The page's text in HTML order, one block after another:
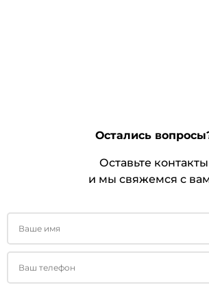
Остались
Оставьте контакты
и мы свяжемся с